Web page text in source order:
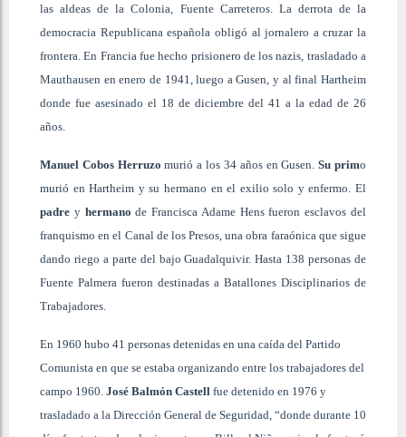
las aldeas de la Colonia, Fuente Carreteros. La derrota de la
democracia Republicana española obligó al jornalero a cruzar la
frontera. En Francia fue hecho prisionero de los nazis, trasladado a
Mauthausen en enero de 1941, luego a Gusen, y al final Hartheim
donde fue asesinado el 18 de diciembre del 41 a la edad de 26
años.
Manuel Cobos Herruzo murió a los 34 años en Gusen.Su primo
murió en Hartheim y su hermano en el exilio solo y enfermo. El
padre yhermano de Francisca Adame Hens fueron esclavos del
franquismo en el Canal de los Presos, una obra faraónica que sigue
dando riego a parte del bajo Guadalquivir. Hasta 138 personas de
Fuente Palmera fueron destinadas a Batallones Disciplinarios de
Trabajadores.
En 1960 hubo 41 personas detenidas en una caída del Partido
Comunista en que se estaba organizando entre los trabajadores del
campo 1960. José Balmón Castell fue detenido en 1976 y
trasladado a la Dirección General de Seguridad, “donde durante 10